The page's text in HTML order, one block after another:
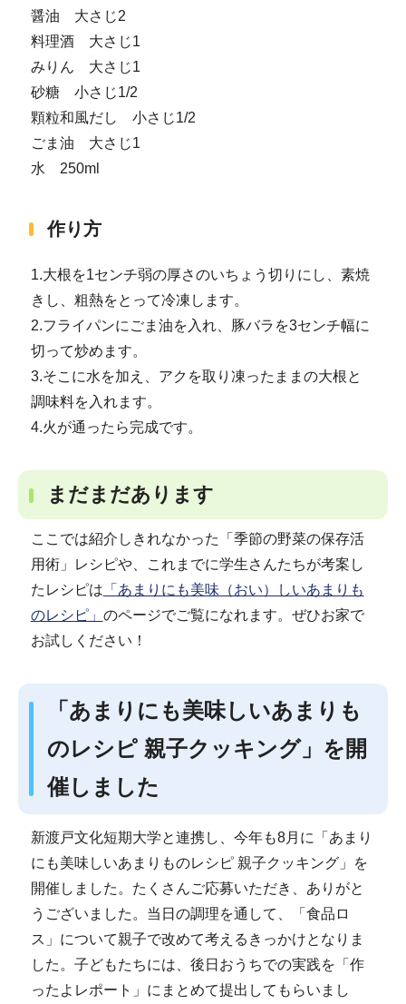
醤油 大さじ2
料理酒 大さじ1
みりん 大さじ1
砂糖 小さじ1/2
顆粒和風だし 小さじ1/2
ごま油 大さじ1
水 250ml
作り方
1.大根を1センチ弱の厚さのいちょう切りにし、素焼
きし、粗熱をとって冷凍します。
2.フライパンにごま油を入れ、豚バラを3センチ幅に
切って炒めます。
3.そこに水を加え、アクを取り凍ったままの大根と
調味料を入れます。
4.火が通ったら完成です。
まだまだあります
ここでは紹介しきれなかった「季節の野菜の保存活
用術」レシピや、これまでに学生さんたちが考案し
たレシピは 「あまりにも美味（おい）しいあまりも
のレシピ」 のページでご覧になれます。ぜひお家で
お試しください！
「あまりにも美味しいあまりも
のレシピ 親子クッキング」を開
催しました
新渡戸文化短期大学と連携し、今年も8月に「あまり
にも美味しいあまりものレシピ 親子クッキング」を
開催しました。たくさんご応募いただき、ありがと
うございました。当日の調理を通して、「食品ロ
ス」について親子で改めて考えるきっかけとなりま
した。子どもたちには、後日おうちでの実践を「作
ったよレポート」にまとめて提出してもらいまし